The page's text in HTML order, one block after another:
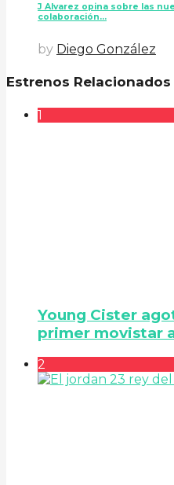
J Alvarez opina sobre las
colaboración...
by Diego González
Estrenos Relacionados
1
Young Cister
primer movistar
2